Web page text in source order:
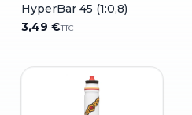
HyperBar 45 (1:0,8)
3,49 €TTC